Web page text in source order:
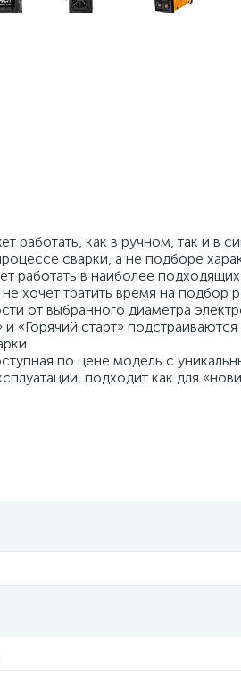
работать, как в ручном, так и
сварки, а не подборе
в наиболее подходящих
хочет тратить время на
от выбранного диаметра
«Горячий старт»
по цене модель с
подходит как для